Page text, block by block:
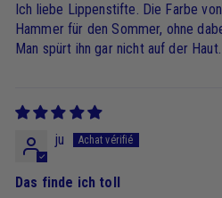
Ich liebe Lippenstifte. Die Farbe
Hammer für den Sommer, ohne
Man spürt ihn gar nicht auf der Haut.
ju
Das finde ich toll